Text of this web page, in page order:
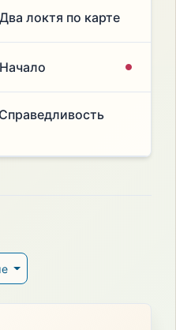
локтя по карте